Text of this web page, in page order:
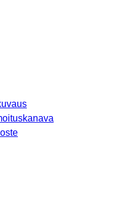
uuteen välilehteen